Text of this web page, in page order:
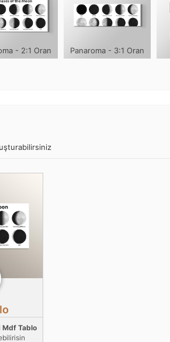
- 2:1 Oran Panaroma - 3:1 Oran
Mdf Tablo